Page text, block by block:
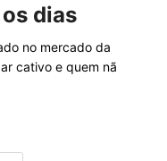
dias
no mercado da
cativo e quem nã